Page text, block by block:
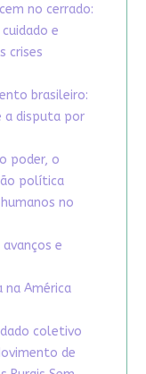
no cerrado:
e
crises
brasileiro:
a disputa por
poder, o
política
no
avanços e
América
coletivo
de